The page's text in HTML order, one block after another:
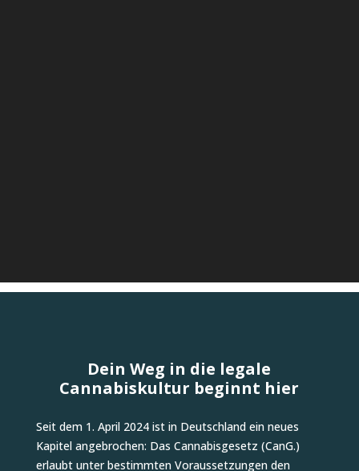
Dein Weg in die legale
Cannabiskultur beginnt hier
Seit dem 1. April 2024 ist in Deutschland ein neues
Kapitel angebrochen: Das Cannabisgesetz (CanG.)
erlaubt unter bestimmten Voraussetzungen den